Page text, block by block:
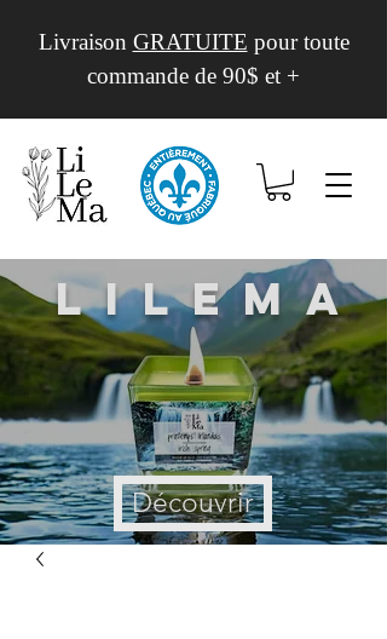
Livraison GRATUITE pour toute
commande de 90$ et +
Lilema
Découvrir